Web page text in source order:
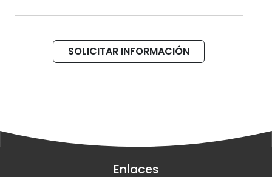
SOLICITAR INFORMACIÓN
Enlaces